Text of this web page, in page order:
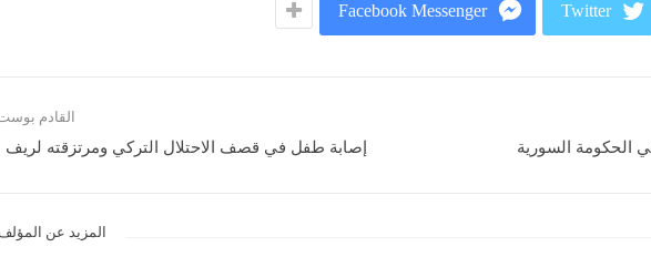
Twitter
Facebook Messenger
الحكومة السورية
القادم
إصابة طفل في قصف الاحتلال التركي ومرتزقته لريف
المزيد عن